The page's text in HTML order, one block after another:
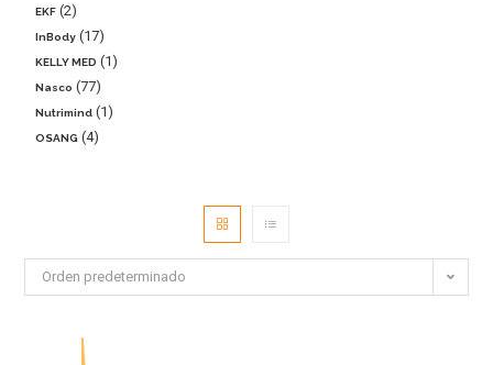
EKF 2
InBody 17
KELLY MED 1
Nasco 77
Nutrimind 1
OSANG 4
Orden predeterminado